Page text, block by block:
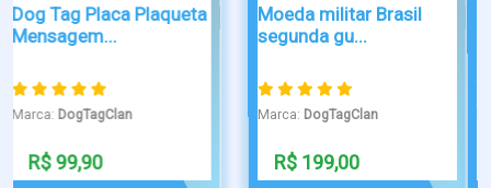
Dog Tag mercenários
corvo expe...
Marca:DogTagClan
R$ 99,90
Dog tag Brasil PDC
Marca:DogTagClan
R$ 80,00